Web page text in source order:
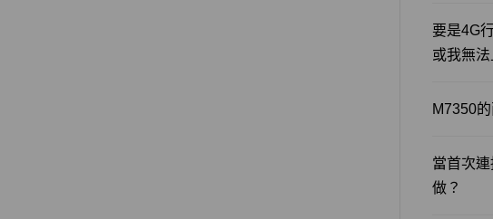
要是4G
或我無
M7350
當首次
做？